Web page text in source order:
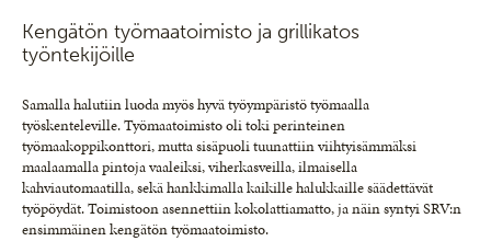
Kengätön työmaatoimisto ja grillikatos
työntekijöille
Samalla halutiin luoda myös hyvä työympäristö työmaalla
työskenteleville. Työmaatoimisto oli toki perinteinen
työmaakoppikonttori, mutta sisäpuoli tuunattiin viihtyisämmäksi
maalaamalla pintoja vaaleiksi, viherkasveilla, ilmaisella
kahviautomaatilla, sekä hankkimalla kaikille halukkaille säädettävät
työpöydät. Toimistoon asennettiin kokolattiamatto, ja näin syntyi SRV:n
ensimmäinen kengätön työmaatoimisto.